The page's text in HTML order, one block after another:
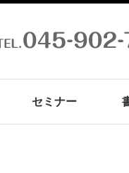
セミナー